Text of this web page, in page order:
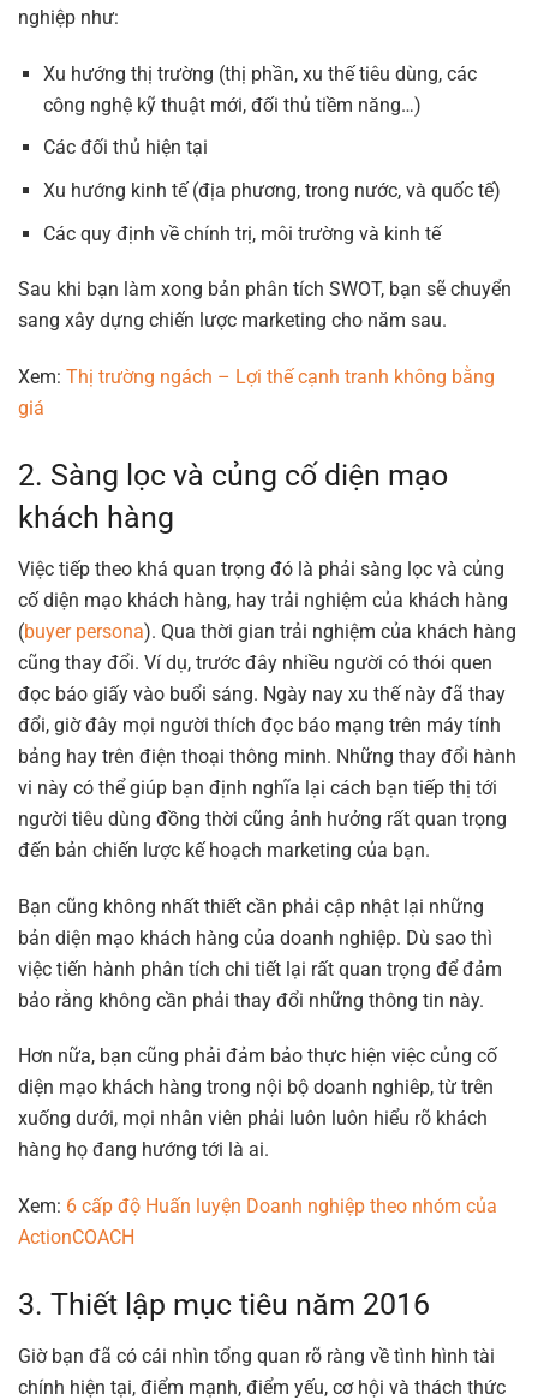
nghiệp như:
Xu hướng thị trường (thị phần, xu thế tiêu dùng, các
công nghệ kỹ thuật mới, đối thủ tiềm năng…)
Các đối thủ hiện tại
Xu hướng kinh tế (địa phương, trong nước, và quốc tế)
Các quy định về chính trị, môi trường và kinh tế
Sau khi bạn làm xong bản phân tích SWOT, bạn sẽ chuyển
sang xây dựng chiến lược marketing cho năm sau.
Xem: Thị trường ngách – Lợi thế cạnh tranh không bằng
giá
2. Sàng lọc và củng cố diện mạo
khách hàng
Việc tiếp theo khá quan trọng đó là phải sàng lọc và củng
cố diện mạo khách hàng, hay trải nghiệm của khách hàng
(buyer persona). Qua thời gian trải nghiệm của khách hàng
cũng thay đổi. Ví dụ, trước đây nhiều người có thói quen
đọc báo giấy vào buổi sáng. Ngày nay xu thế này đã thay
đổi, giờ đây mọi người thích đọc báo mạng trên máy tính
bảng hay trên điện thoại thông minh. Những thay đổi hành
vi này có thể giúp bạn định nghĩa lại cách bạn tiếp thị tới
người tiêu dùng đồng thời cũng ảnh hưởng rất quan trọng
đến bản chiến lược kế hoạch marketing của bạn.
Bạn cũng không nhất thiết cần phải cập nhật lại những
bản diện mạo khách hàng của doanh nghiệp. Dù sao thì
việc tiến hành phân tích chi tiết lại rất quan trọng để đảm
bảo rằng không cần phải thay đổi những thông tin này.
Hơn nữa, bạn cũng phải đảm bảo thực hiện việc củng cố
diện mạo khách hàng trong nội bộ doanh nghiêp, từ trên
xuống dưới, mọi nhân viên phải luôn luôn hiểu rõ khách
hàng họ đang hướng tới là ai.
Xem: 6 cấp độ Huấn luyện Doanh nghiệp theo nhóm của
ActionCOACH
3. Thiết lập mục tiêu năm 2016
Giờ bạn đã có cái nhìn tổng quan rõ ràng về tình hình tài
chính hiện tại, điểm mạnh, điểm yếu, cơ hội và thách thức